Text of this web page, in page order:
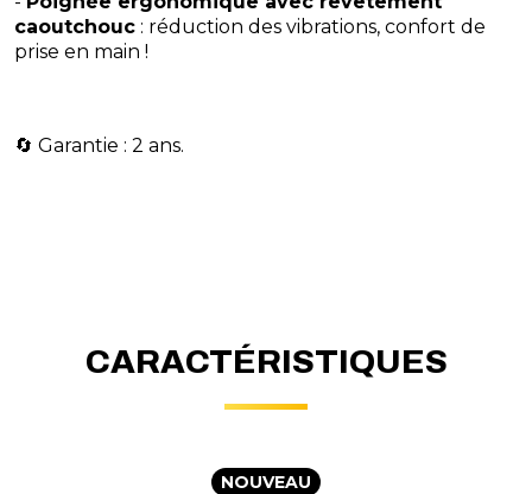
caoutchouc : réduction des vibrations, confort de
prise en main !
​🔄 Garantie : 2 ans.
CARACTÉRISTIQUES
NOUVEAU